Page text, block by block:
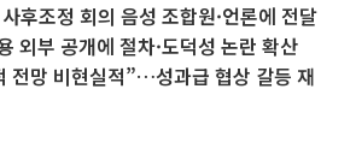
후조정 회의 음성 조합원·언론에 전달
외부 공개에 절차·도덕성 논란 확산
전망 비현실적”…성과급 협상 갈등 재